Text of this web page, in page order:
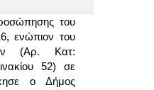
του
ενώπιον του
(Αρ. Κατ:
52) σε
ο Δήμος